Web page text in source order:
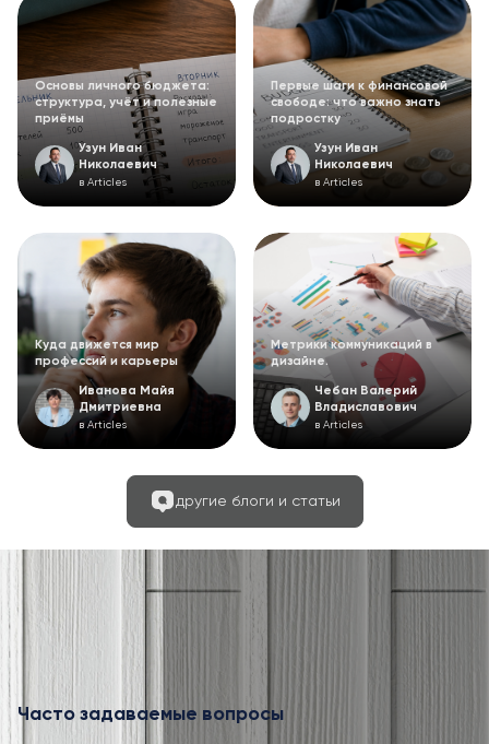
Основы личного бюджета:
структура, учёт и полезные
приёмы
Узун Иван
Николаевич
в Articles
Первые шаги к финансовой
свободе: что важно знать
подростку
Узун Иван
Николаевич
в Articles
Куда движется мир
профессий и карьеры
Иванова Майя
Дмитриевна
в Articles
Метрики коммуникаций в
дизайне.
Чебан Валерий
Владиславович
в Articles
другие блоги и статьи
Часто задаваемые вопросы